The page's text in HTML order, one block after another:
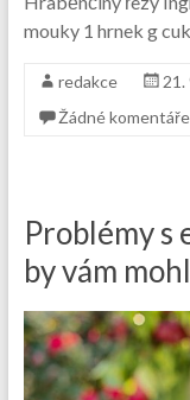
mouky 1 hrnek g
redakce 21.
Žádné komentáře
Problémy s
by vám